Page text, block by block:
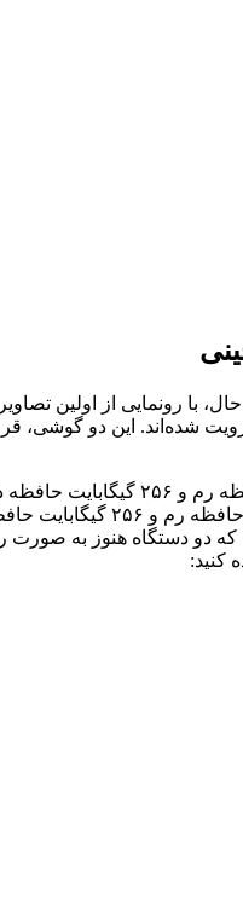
با برچسب ۲۰۸ دلاری، لیست شده‌اند. با
کنید: